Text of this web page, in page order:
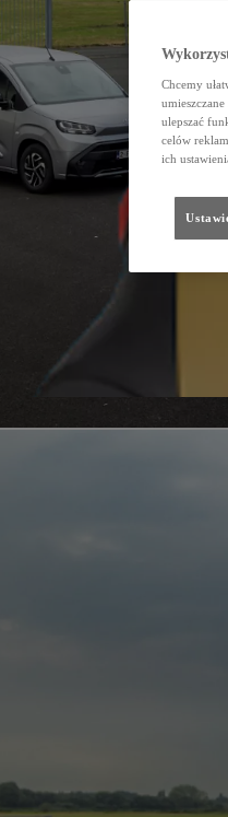
Chcemy
ulepszać
celów
ich